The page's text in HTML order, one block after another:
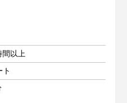
間以上
ト